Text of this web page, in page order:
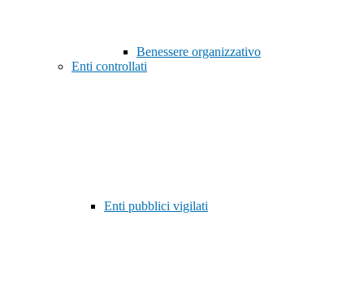
Benessere organizzativo
Enti controllati
Enti pubblici vigilati